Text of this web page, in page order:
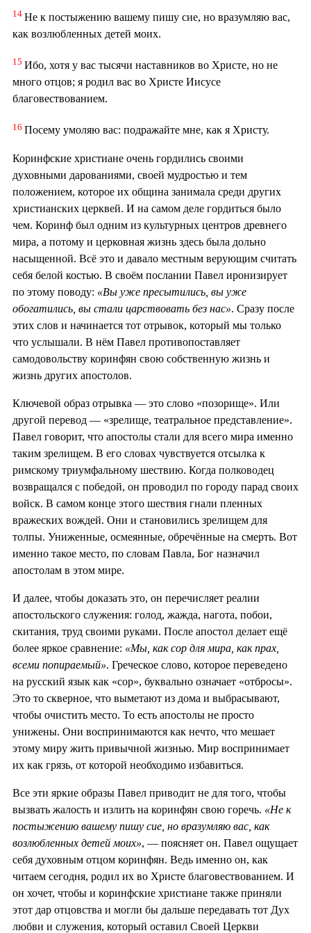
14 Не к постыжению вашему пишу сие, но вразумляю вас,
как возлюбленных детей моих.
15 Ибо, хотя у вас тысячи наставников во Христе, но не
много отцов; я родил вас во Христе Иисусе
благовествованием.
16 Посему умоляю вас: подражайте мне, как я Христу.
Коринфские христиане очень гордились своими
духовными дарованиями, своей мудростью и тем
положением, которое их община занимала среди других
христианских церквей. И на самом деле гордиться было
чем. Коринф был одним из культурных центров древнего
мира, а потому и церковная жизнь здесь была дольно
насыщенной. Всё это и давало местным верующим считать
себя белой костью. В своём послании Павел иронизирует
по этому поводу: «Вы уже пресытились, вы уже
обогатились, вы стали царствовать без нас». Сразу после
этих слов и начинается тот отрывок, который мы только
что услышали. В нём Павел противопоставляет
самодовольству коринфян свою собственную жизнь и
жизнь других апостолов.
Ключевой образ отрывка — это слово «позорище». Или
другой перевод — «зрелище, театральное представление».
Павел говорит, что апостолы стали для всего мира именно
таким зрелищем. В его словах чувствуется отсылка к
римскому триумфальному шествию. Когда полководец
возвращался с победой, он проводил по городу парад своих
войск. В самом конце этого шествия гнали пленных
вражеских вождей. Они и становились зрелищем для
толпы. Униженные, осмеянные, обречённые на смерть. Вот
именно такое место, по словам Павла, Бог назначил
апостолам в этом мире.
И далее, чтобы доказать это, он перечисляет реалии
апостольского служения: голод, жажда, нагота, побои,
скитания, труд своими руками. После апостол делает ещё
более яркое сравнение: «Мы, как сор для мира, как прах,
всеми попираемый». Греческое слово, которое переведено
на русский язык как «сор», буквально означает «отбросы».
Это то скверное, что выметают из дома и выбрасывают,
чтобы очистить место. То есть апостолы не просто
унижены. Они воспринимаются как нечто, что мешает
этому миру жить привычной жизнью. Мир воспринимает
их как грязь, от которой необходимо избавиться.
Все эти яркие образы Павел приводит не для того, чтобы
вызвать жалость и излить на коринфян свою горечь. «Не к
постыжению вашему пишу сие, но вразумляю вас, как
возлюбленных детей моих», — поясняет он. Павел ощущает
себя духовным отцом коринфян. Ведь именно он, как
читаем сегодня, родил их во Христе благовествованием. И
он хочет, чтобы и коринфские христиане также приняли
этот дар отцовства и могли бы дальше передавать тот Дух
любви и служения, который оставил Своей Церкви